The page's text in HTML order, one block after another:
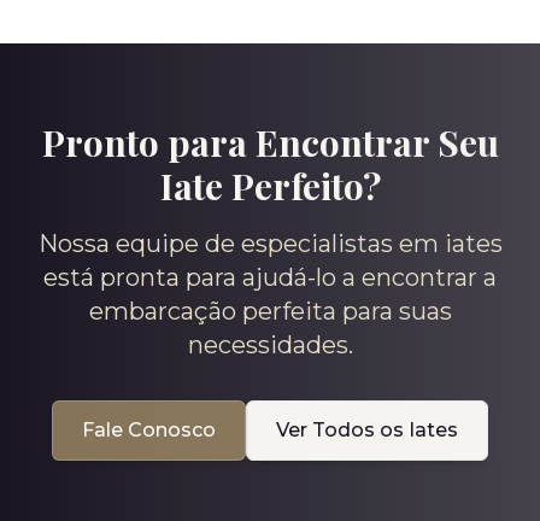
Pronto para Encontrar Seu
Iate Perfeito?
Nossa equipe de especialistas em iates
está pronta para ajudá-lo a encontrar a
embarcação perfeita para suas
necessidades.
Fale Conosco Ver Todos os Iates